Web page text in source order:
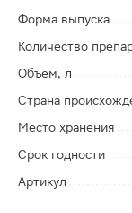
Форма выпуска
Количество
Объем, л
Страна
Место хранения
Срок годности
Артикул